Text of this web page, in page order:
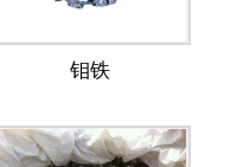
钼铁